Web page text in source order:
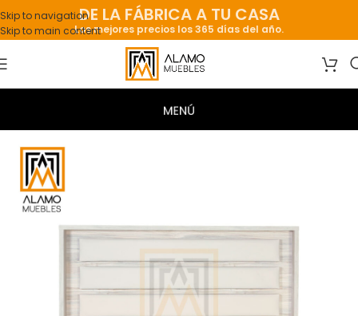
Skip to navigation
Skip to main content
DE LA FÁBRICA A TU CASA
Los mejores precios los 365 días del año.